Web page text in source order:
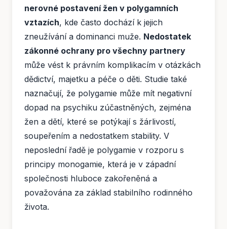
nerovné postavení žen v polygamních
vztazích, kde často dochází k jejich
zneužívání a dominanci muže. Nedostatek
zákonné ochrany pro všechny partnery
může vést k právním komplikacím v otázkách
dědictví, majetku a péče o děti. Studie také
naznačují, že polygamie může mít negativní
dopad na psychiku zúčastněných, zejména
žen a dětí, které se potýkají s žárlivostí,
soupeřením a nedostatkem stability. V
neposlední řadě je polygamie v rozporu s
principy monogamie, která je v západní
společnosti hluboce zakořeněná a
považována za základ stabilního rodinného
života.